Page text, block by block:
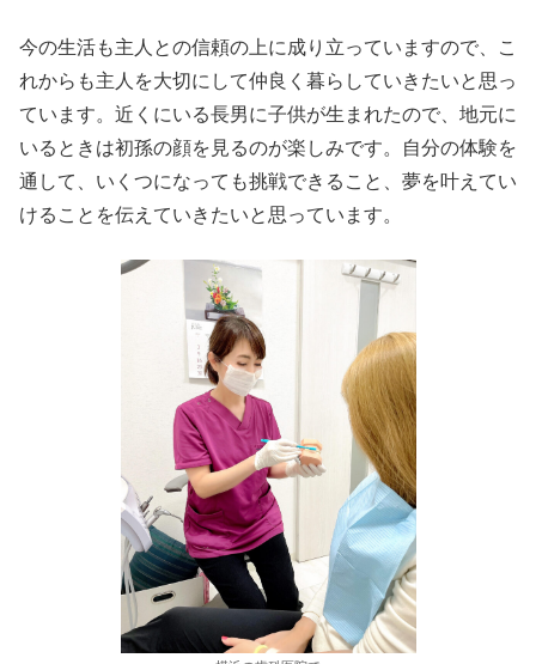
今の生活も主人との信頼の上に成り立っていますので、こ
れからも主人を大切にして仲良く暮らしていきたいと思っ
ています。近くにいる長男に子供が生まれたので、地元に
いるときは初孫の顔を見るのが楽しみです。自分の体験を
通して、いくつになっても挑戦できること、夢を叶えてい
けることを伝えていきたいと思っています。